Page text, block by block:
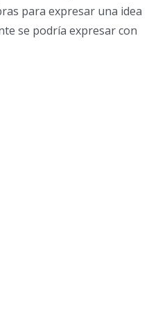
para expresar una idea
se podría expresar con